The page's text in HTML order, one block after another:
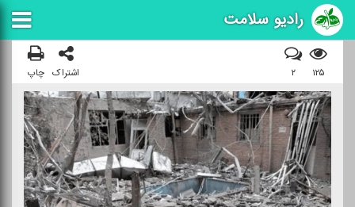
رادیو سلامت
۱۲۵ ۲ اشتراک چاپ